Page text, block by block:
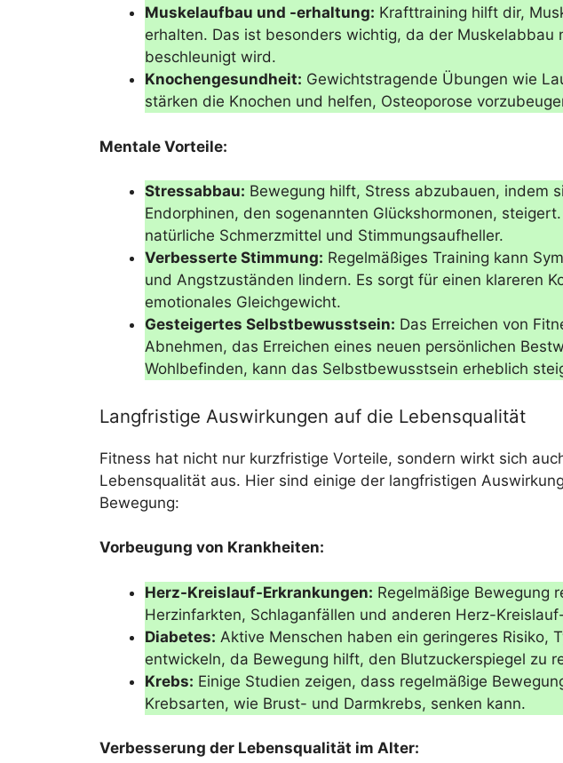
Muskelaufbau und -erhaltung: Krafttraining hilft dir,
erhalten. Das ist besonders wichtig, da der Muskelabbau
beschleunigt wird.
Knochengesundheit: Gewichtstragende Übungen wie
stärken die Knochen und helfen, Osteoporose
Mentale Vorteile:
Stressabbau: Bewegung hilft, Stress abzubauen, indem
Endorphinen, den sogenannten Glückshormonen,
natürliche Schmerzmittel und Stimmungsaufheller.
Verbesserte Stimmung: Regelmäßiges Training kann
und Angstzuständen lindern. Es sorgt für einen klareren
emotionales Gleichgewicht.
Gesteigertes Selbstbewusstsein: Das Erreichen von
Abnehmen, das Erreichen eines neuen persönlichen
Wohlbefinden, kann das Selbstbewusstsein erheblich
Langfristige Auswirkungen auf die Lebensqualität
Fitness hat nicht nur kurzfristige Vorteile, sondern wirkt sich
Lebensqualität aus. Hier sind einige der langfristigen
Bewegung:
Vorbeugung von Krankheiten:
Herz-Kreislauf-Erkrankungen: Regelmäßige Bewegung
Herzinfarkten, Schlaganfällen und anderen Herz-
Diabetes: Aktive Menschen haben ein geringeres Risiko,
entwickeln, da Bewegung hilft, den Blutzuckerspiegel zu
Krebs: Einige Studien zeigen, dass regelmäßige
Krebsarten, wie Brust- und Darmkrebs, senken kann.
Verbesserung der Lebensqualität im Alter: